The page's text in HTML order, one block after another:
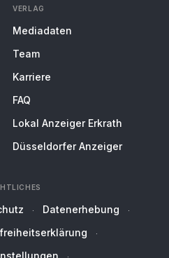
VERLAG
Mediadaten
Team
Karriere
FAQ
Lokal Anzeiger Erkrath
Düsseldorfer Anzeiger
Datenerhebung